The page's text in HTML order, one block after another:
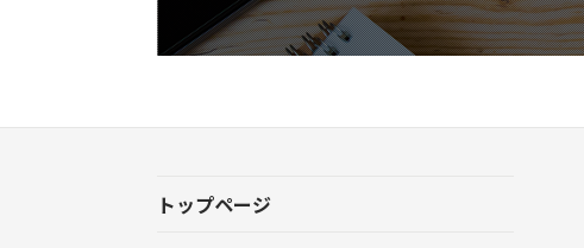
トップページ